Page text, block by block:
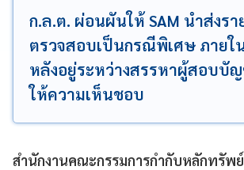
ก.ล.ต. ผ่อนผันให้ SAM นำส่งรา
ตรวจสอบเป็นกรณีพิเศษ ภายใ
หลังอยู่ระหว่างสรรหาผู้สอบบั
ให้ความเห็นชอบ
สำนักงานคณะกรรมการกำกับหลักทรัพ